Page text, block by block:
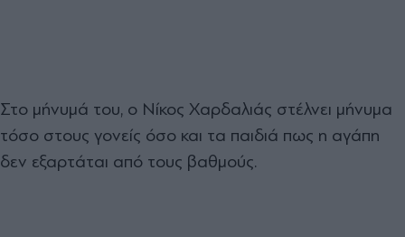
Στο μήνυμά του, ο Νίκος Χαρδαλιάς στέλνει μήνυμα
τόσο στους γονείς όσο και τα παιδιά πως η αγάπη
δεν εξαρτάται από τους βαθμούς.